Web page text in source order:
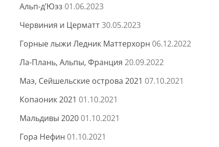
Альп-д’Юэз 01.06.2023
Червиния и Церматт30.05.2023
Горные лыжи Ледник Маттерхорн 06.12.2022
Ла-Плань, Альпы, Франция 20.09.2022
Маэ, Сейшельские острова 2021 07.10.2021
Копаоник 2021 01.10.2021
Мальдивы 2020 01.10.2021
Гора Нефин 01.10.2021